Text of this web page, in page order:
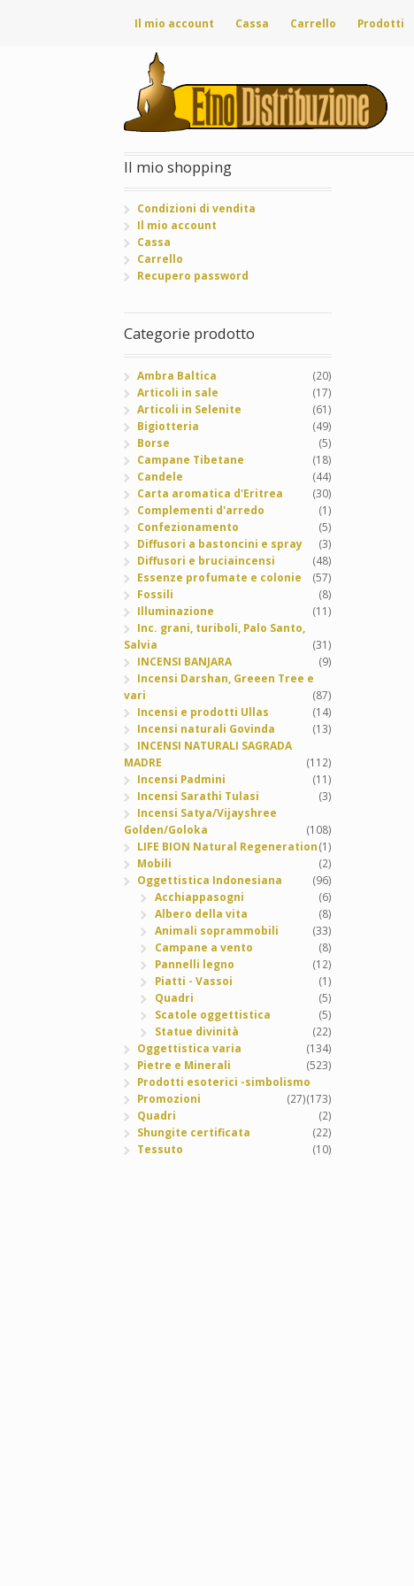
Il mio account Cassa Carrello Prodotti
Il mio shopping
Condizioni di vendita
Il mio account
Cassa
Carrello
Recupero password
Categorie prodotto
Ambra Baltica
(20)
Articoli in sale
(17)
Articoli in Selenite
(61)
Bigiotteria
(49)
Borse
(5)
Campane Tibetane
(18)
Candele
(44)
Carta aromatica d'Eritrea
(30)
Complementi d'arredo
(1)
Confezionamento
(5)
Diffusori a bastoncini e spray
(3)
Diffusori e bruciaincensi
(48)
Essenze profumate e colonie
(57)
Fossili
(8)
Illuminazione
(11)
Inc. grani, turiboli, Palo Santo,
Salvia
(31)
INCENSI BANJARA
(9)
Incensi Darshan, Greeen Tree e
vari
(87)
Incensi e prodotti Ullas
(14)
Incensi naturali Govinda
(13)
INCENSI NATURALI SAGRADA
MADRE
(112)
Incensi Padmini
(11)
Incensi Sarathi Tulasi
(3)
Incensi Satya/Vijayshree
Golden/Goloka
(108)
LIFE BION Natural Regeneration(1)
Mobili
(2)
Oggettistica Indonesiana
(96)
Acchiappasogni
(6)
Albero della vita
(8)
Animali soprammobili
(33)
Campane a vento
(8)
Pannelli legno
(12)
Piatti - Vassoi
(1)
Quadri
(5)
Scatole oggettistica
(5)
Statue divinità
(22)
Oggettistica varia
(134)
Pietre e Minerali
(523)
Prodotti esoterici -simbolismo
(173)
Promozioni
(27)
Quadri
(2)
Shungite certificata
(22)
Tessuto
(10)